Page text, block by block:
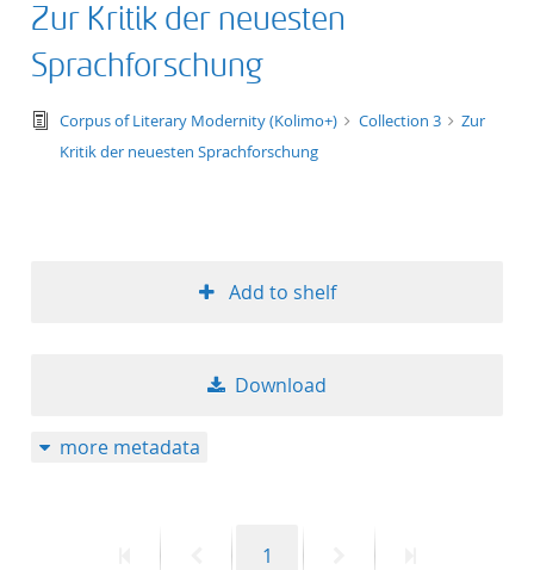
Zur Kritik der neuesten
Sprachforschung
text/tg.edition+tg.aggregation+xml
Corpus of Literary Modernity (Kolimo+) Collection 3
Zur
Kritik der neuesten Sprachforschung
Add to shelf
Download
more metadata
PreviousPage
1